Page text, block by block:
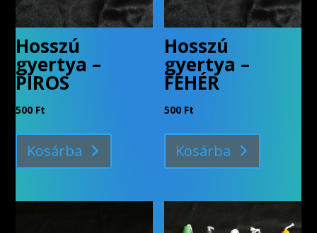
Hosszú
gyertya –
PIROS
500 Ft
Kosárba
Hosszú
gyertya –
FEHÉR
500 Ft
Kosárba